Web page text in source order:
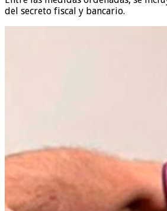
del secreto fiscal y bancario.